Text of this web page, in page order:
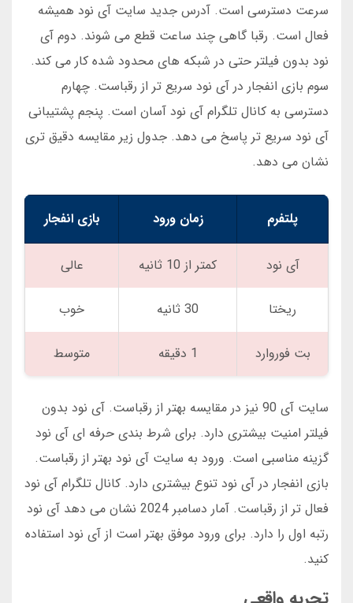
سرعت دسترسی است. آدرس جدید سایت آی نود همیشه
فعال است. رقبا گاهی چند ساعت قطع می شوند. دوم آی
نود بدون فیلتر حتی در شبکه های محدود شده کار می کند.
سوم بازی انفجار در آی نود سریع تر از رقباست. چهارم
دسترسی به کانال تلگرام آی نود آسان است. پنجم پشتیبانی
آی نود سریع تر پاسخ می دهد. جدول زیر مقایسه دقیق تری
نشان می دهد.
پلتفرم زمان ورود بازی انفجار
آی نود کمتر از 10 ثانیه عالی
ریختا 30 ثانیه خوب
بت فوروارد 1 دقیقه متوسط
سایت آی 90 نیز در مقایسه بهتر از رقباست. آی نود بدون
فیلتر امنیت بیشتری دارد. برای شرط بندی حرفه ای آی نود
گزینه مناسبی است. ورود به سایت آی نود بهتر از رقباست.
بازی انفجار در آی نود تنوع بیشتری دارد. کانال تلگرام آی نود
فعال تر از رقباست. آمار دسامبر 2024 نشان می دهد آی نود
رتبه اول را دارد. برای ورود موفق بهتر است از آی نود استفاده
کنید.